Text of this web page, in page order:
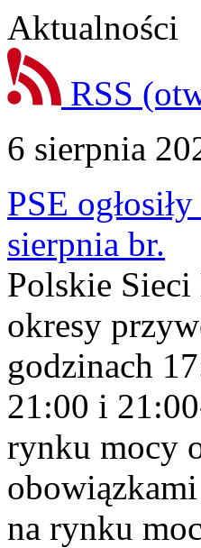
Aktualności
RSS
6 sierpnia
PSE
sierpnia br.
Polskie Sieci
okresy
godzinach
21:00 i
rynku mocy
na rynku